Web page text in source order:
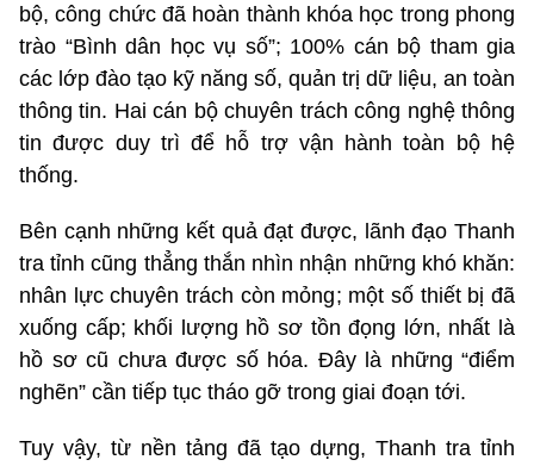
bộ, công chức đã hoàn thành khóa học trong phong
trào “Bình dân học vụ số”; 100% cán bộ tham gia
các lớp đào tạo kỹ năng số, quản trị dữ liệu, an toàn
thông tin. Hai cán bộ chuyên trách công nghệ thông
tin được duy trì để hỗ trợ vận hành toàn bộ hệ
thống.
Bên cạnh những kết quả đạt được, lãnh đạo Thanh
tra tỉnh cũng thẳng thắn nhìn nhận những khó khăn:
nhân lực chuyên trách còn mỏng; một số thiết bị đã
xuống cấp; khối lượng hồ sơ tồn đọng lớn, nhất là
hồ sơ cũ chưa được số hóa. Đây là những “điểm
nghẽn” cần tiếp tục tháo gỡ trong giai đoạn tới.
Tuy vậy, từ nền tảng đã tạo dựng, Thanh tra tỉnh